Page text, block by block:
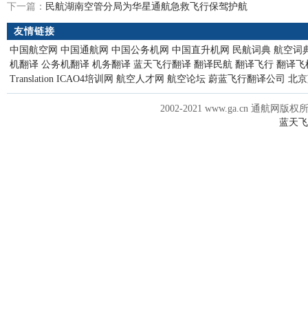
下一篇： 民航湖南空管分局为华星通航急救飞行保驾护航
友情链接
中国航空网 中国通航网 中国公务机网 中国直升机网 民航词典 航空词
机翻译 公务机翻译 机务翻译 蓝天飞行翻译 翻译民航 翻译飞行 翻译飞
Translation ICAO4培训网 航空人才网 航空论坛 蔚蓝飞行翻译公司 北
2002-2021 www.ga.cn 通航网版权
蓝天